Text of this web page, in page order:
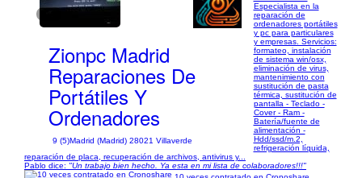
Zionpc Madrid
Reparaciones De
Portátiles Y
Ordenadores
9 (5)Madrid (Madrid) 28021 Villaverde
Especialista en la
reparación de
ordenadores portátiles
y pc para particulares
y empresas. Servicios:
formateo, instalación
de sistema win/osx,
eliminación de virus,
mantenimiento con
sustitución de pasta
térmica, sustitución de
pantalla - Teclado -
Cover - Ram -
Batería/fuente de
alimentación -
Hdd/ssd/m.2,
refrigeración líquida,
reparación de placa, recuperación de archivos, antivirus y...
Pablo dice: "Un trabajo bien hecho. Ya esta en mi lista de colaboradores!!!"